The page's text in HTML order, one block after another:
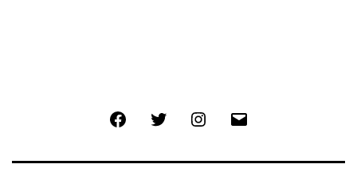
FacebookTwitter Instagram